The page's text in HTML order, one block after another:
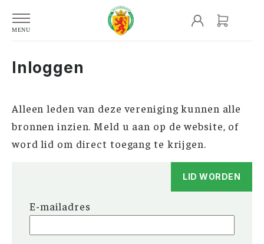
Inloggen
Alleen leden van deze vereniging kunnen alle
bronnen inzien. Meld u aan op de website, of
word lid om direct toegang te krijgen.
LID WORDEN
E-mailadres